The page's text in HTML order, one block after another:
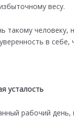
весу.
такому человеку,
в
усталость
рабочий